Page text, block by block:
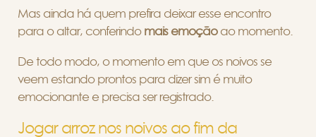
Mas ainda há quem prefira deixar esse encontro
para o altar, conferindomais emoçãoao momento.
De todo modo, o momento em que os noivos se
veem estando prontos para dizer sim é muito
emocionante e precisa ser registrado.
Jogar arroz nos noivos ao fim da